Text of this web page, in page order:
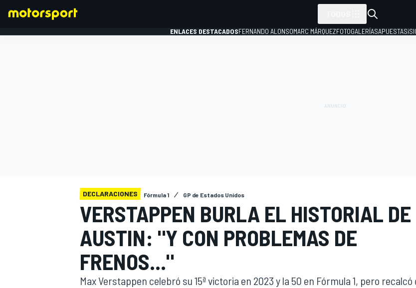
ENLACES DESTACADOSFERNANDO ALONSOMARC MÁRQUEZFOTOGALERÍASAPUESTAS
DECLARACIONES Fórmula 1 GP de Estados Unidos
VERSTAPPEN BURLA EL HISTORIAL DE
AUSTIN: "Y CON PROBLEMAS DE
FRENOS..."
Max Verstappen celebró su 15ª victoria en 2023 y la 50 en Fórmula 1, pero recalcó